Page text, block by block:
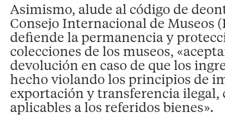
Asimismo, alude al código de
Consejo Internacional de Museos
defiende la permanencia y
colecciones de los museos,
devolución en caso de que los
hecho violando los principios de
exportación y transferencia ilegal,
aplicables a los referidos bienes».